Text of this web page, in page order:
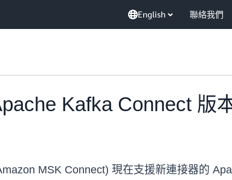
English 聯絡我們
Kafka Connect 版
MSK Connect) 現在支援新連接器的